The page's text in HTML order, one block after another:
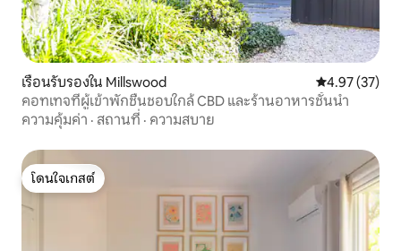
เรือนรับรองใน Millswood คะแนนเฉลี่ย
4.97 (37)
คอทเทจที่ผู้เข้าพักชื่นชอบใกล้ CBD และร้านอาหารชั้นนำ
ความคุ้มค่า · สถานที่ · ความสบาย
โดนใจเกสต์
โดนใจเกสต์